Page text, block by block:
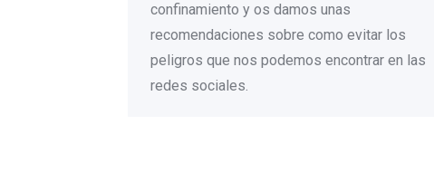
confinamiento y os damos unas
recomendaciones sobre como evitar los
peligros que nos podemos encontrar en las
redes sociales.